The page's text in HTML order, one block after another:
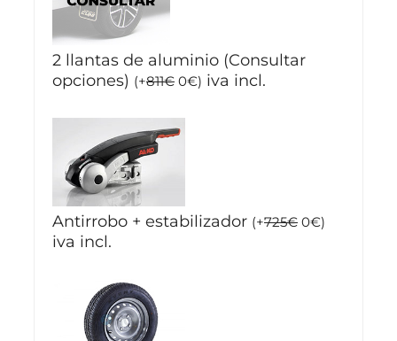
2 llantas de aluminio (Consultar
opciones) (+811€ 0€) iva incl.
Antirrobo + estabilizador (+725€ 0€)
iva incl.